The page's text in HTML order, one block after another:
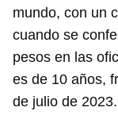
mundo, con un
cuando se
pesos en las
es de 10 años,
de julio de